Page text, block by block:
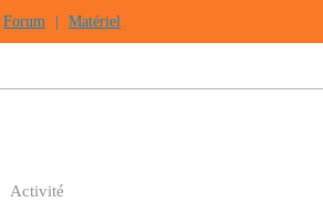
Forum Matériel
Activité